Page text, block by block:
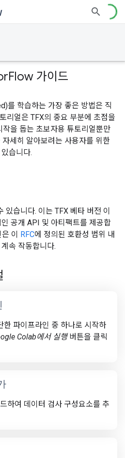
Flow 가이드
를 학습하는 가장 좋은 방법은 직
리얼은 TFX의 중요 부분에 초점을
을 돕는 초보자용 튜토리얼뿐만
세히 알아보려는 사용자를 위한
습니다.
있습니다. 이는 TFX 베타 버전 이
공개 API 및 아티팩트를 제공합
이 RFC에 정의된 호환성 범위 내
속 작동합니다.
한 파이프라인 중 하나로 시작하
Colab에서 실행버튼을 클릭
하여 데이터 검사 구성요소를 추